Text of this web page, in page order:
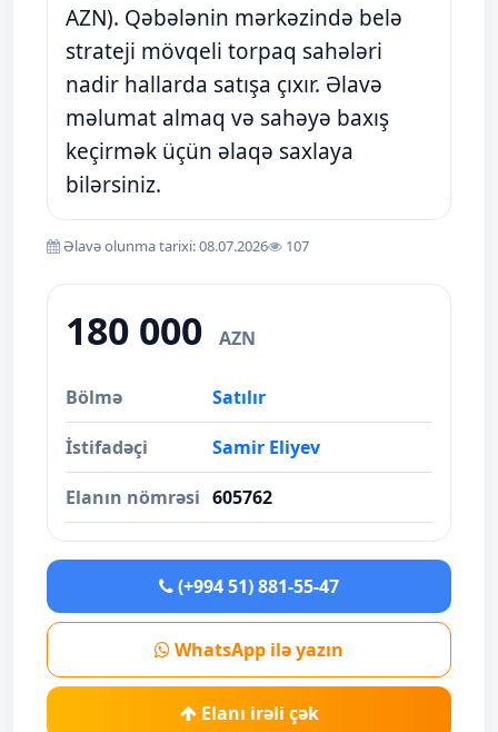
AZN). Qəbələnin mərkəzində belə
strateji mövqeli torpaq sahələri
nadir hallarda satışa çıxır. Əlavə
məlumat almaq və sahəyə baxış
keçirmək üçün əlaqə saxlaya
bilərsiniz.
Əlavə olunma tarixi: 08.07.2026 107
180 000 AZN
Bölmə Satılır
İstifadəçi Samir Eliyev
Elanın nömrəsi 605762
(+994 51) 881-55-47
WhatsApp ilə yazın
Elanı irəli çək